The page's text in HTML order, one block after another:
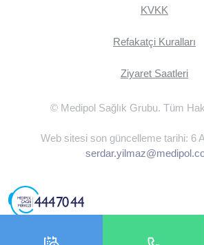
KVKK
Refakatçi Kuralları
Ziyaret Saatleri
© Medipol Sağlık Grubu. Tüm
Web sitesi son güncelleme tarihi: 6